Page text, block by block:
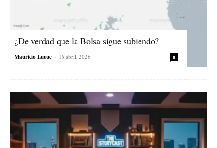
¿De verdad que la Bolsa sigue subiendo?
Mauricio Luque - 16 abril, 2026 0